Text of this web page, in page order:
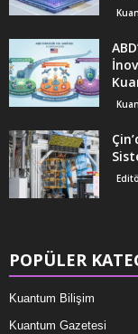
POPÜLER
Kuantum Bilişim
Kuantum Gazetesi